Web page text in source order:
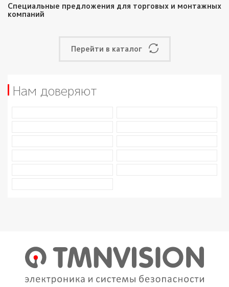
Специальные предложения для торговых и монтажных
компаний
Перейти в каталог
Нам доверяют